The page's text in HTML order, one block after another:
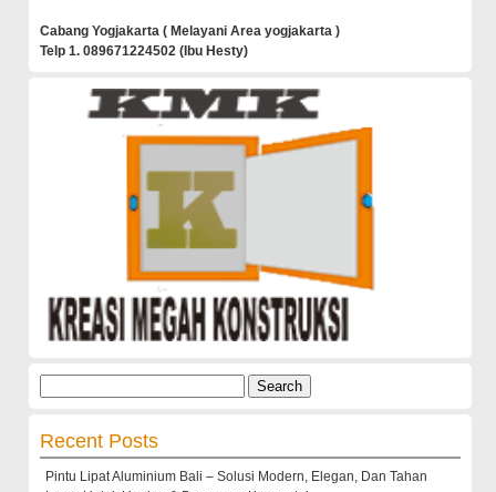
Cabang Yogjakarta ( Melayani Area yogjakarta )
Telp 1. 089671224502 (Ibu Hesty)
Recent Posts
Pintu Lipat Aluminium Bali – Solusi Modern, Elegan, Dan Tahan